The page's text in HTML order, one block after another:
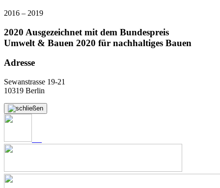
2016 – 2019
2020 Ausgezeichnet mit dem Bundespreis
Umwelt & Bauen 2020 für nachhaltiges Bauen
Adresse
Sewanstrasse 19-21
10319 Berlin